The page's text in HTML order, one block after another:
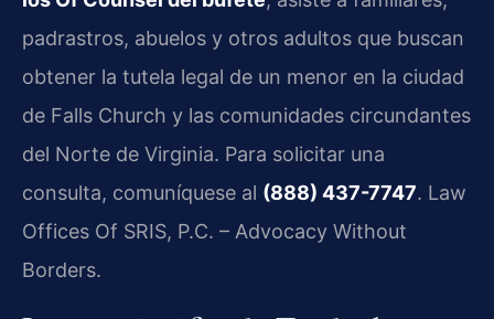
padrastros, abuelos y otros adultos que buscan
obtener la tutela legal de un menor en la ciudad
de Falls Church y las comunidades circundantes
del Norte de Virginia. Para solicitar una
consulta, comuníquese al (888) 437-7747. Law
Offices Of SRIS, P.C. – Advocacy Without
Borders.